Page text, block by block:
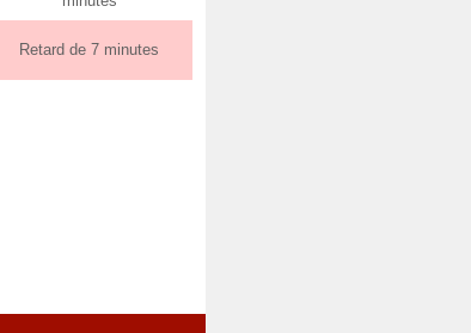
Retard de 7 minutes